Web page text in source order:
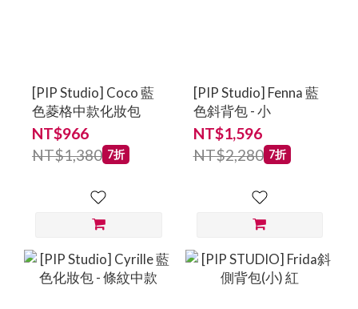
[PIP Studio] Coco 藍
色菱格中款化妝包
NT$966
NT$1,380 7折
[PIP Studio] Fenna 藍
色斜背包 - 小
NT$1,596
NT$2,280 7折